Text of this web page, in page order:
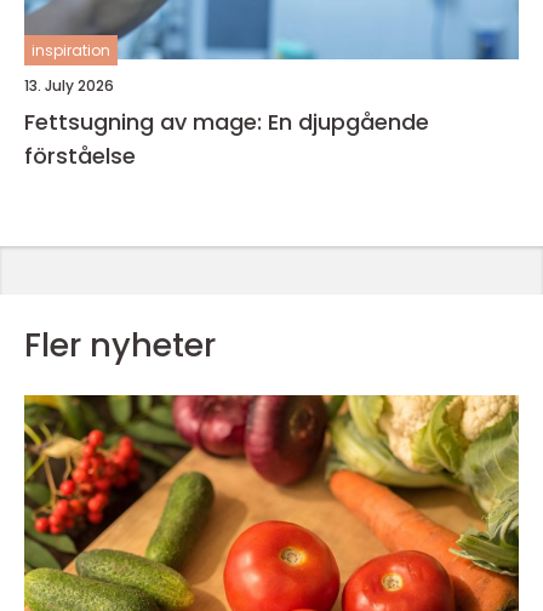
inspiration
13. July 2026
Fettsugning av mage: En djupgående
förståelse
Fler nyheter